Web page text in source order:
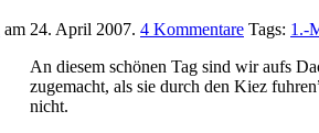
am 24. April 2007. 4 Kommentare Tags: 1.-
An diesem schönen Tag sind wir aufs
zugemacht, als sie durch den Kiez
nicht.